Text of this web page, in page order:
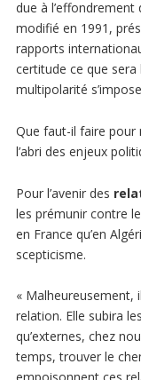
due à l’effondrement
modifié en 1991,
rapports
certitude ce que sera
multipolarité
Que faut-il faire pour
l’abri des enjeux
Pour l’avenir des
les prémunir contre
en France qu’en
scepticisme.
« Malheureusement,
relation. Elle subira
qu’externes, chez
temps, trouver le